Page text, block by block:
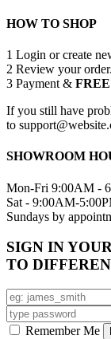
HOW TO SHOP
1 Login or create
2 Review your order.
3 Payment & FREE
If you still have
to
SHOWROOM
Mon-Fri 9:00AM -
Sat - 9:00AM-
Sundays by
SIGN IN
TO
Remember Me